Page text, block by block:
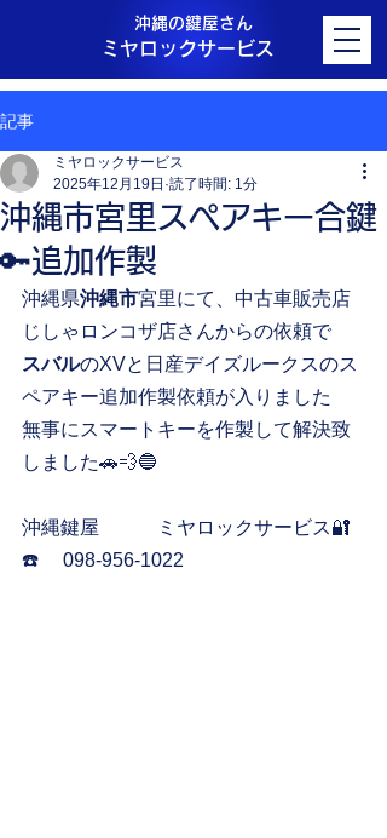
ミヤロックサービス
沖縄の鍵屋さん
記事
沖縄市宮里スペアキー合鍵
🔑追加作製
ミヤロックサービス
2025年12月19日 読了時間: 1分
沖縄県沖縄市宮里にて、中古車販売店
じしゃロンコザ店さんからの依頼で
スバルのXVと日産デイズルークスのス
ペアキー追加作製依頼が入りました
無事にスマートキーを作製して解決致
しました🚗💨🔵
沖縄鍵屋　　　ミヤロックサービス🔐
☎️     098-956-1022